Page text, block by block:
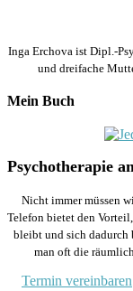
Inga Erchova ist Dipl.-
und dreifache
Mein Buch
Psychotherapie
Nicht immer müssen
Telefon bietet den
bleibt und sich dadurch
man oft die
Termin vereinbaren